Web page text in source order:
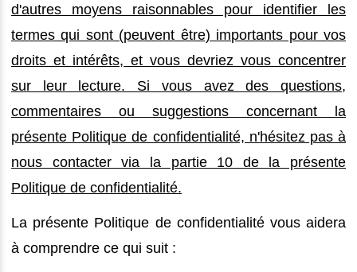
d'autres moyens raisonnables pour identifier les
termes qui sont (peuvent être) importants pour vos
droits et intérêts, et vous devriez vous concentrer
sur leur lecture. Si vous avez des questions,
commentaires ou suggestions concernant la
présente Politique de confidentialité, n'hésitez pas à
nous contacter via la partie 10 de la présente
Politique de confidentialité.
La présente Politique de confidentialité vous aidera
à comprendre ce qui suit :